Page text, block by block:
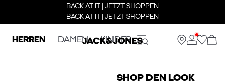
BACK AT IT | JETZT SHOPPEN
BACK AT IT | JETZT SHOPPEN
HERREN DAMEN KINDER
SHOP DEN LOOK